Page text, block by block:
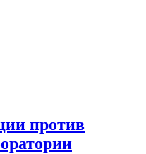
против